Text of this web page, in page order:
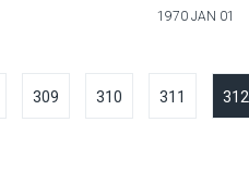
1970 JAN 01
309 310 311 312